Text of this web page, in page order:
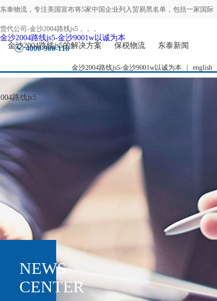
东泰物流，专注美国宣布将5家中国企业列入贸易黑名单，包括一家国际
货代公司-金沙2004路线js5 ，，，
4000-900-118
金沙2004路线js5-金沙9001w以诚为本 english
金沙2004路线js5-金沙9001w以诚为本
金沙2004路线js5的解决方案
保税物流 东泰新闻
路线js5
NEWS
CENTER